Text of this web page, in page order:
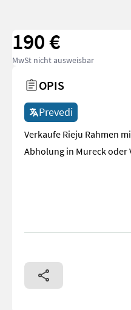
190 €
MwSt nicht ausweisbar
OPIS
Prevedi
Verkaufe Rieju Rahmen
Abholung in Mureck oder